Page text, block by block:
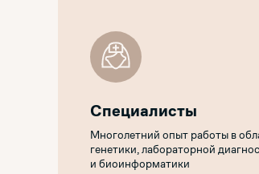
Специалисты
Многолетний опыт работы в
генетики, лабораторной
и биоинформатики